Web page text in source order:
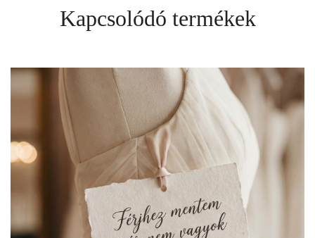
Kapcsolódó termékek